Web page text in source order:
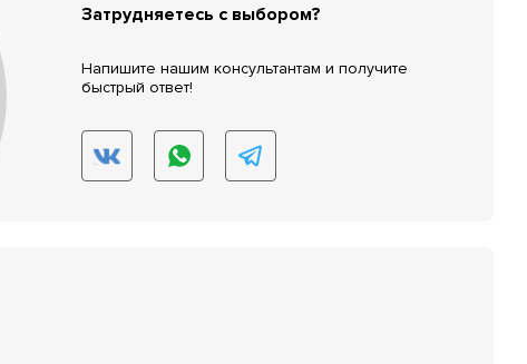
Затрудняетесь с выбором?
Напишите нашим консультантам и получите
быстрый ответ!